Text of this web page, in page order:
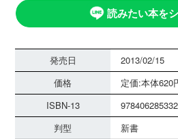
読みたい本を
発売日
2013/02/15
価格
定価:本体620
ISBN-13
判型
新書